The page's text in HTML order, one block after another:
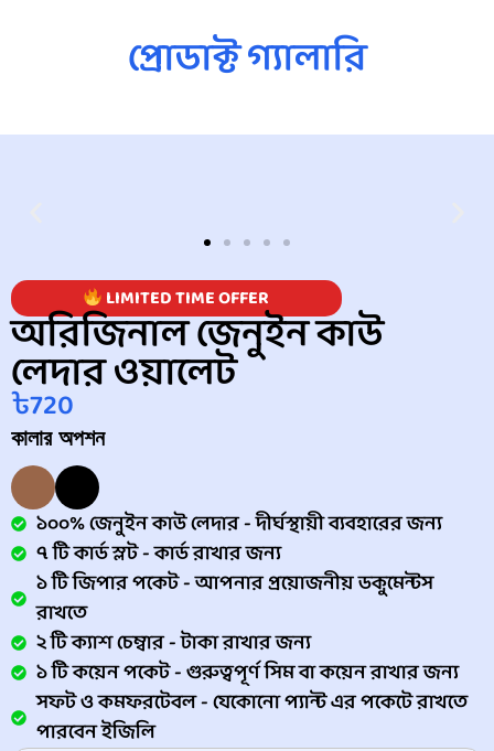
প্রোডাক্ট গ্যালারি
LIMITED TIME OFFER
অরিজিনাল জেনুইন কাউ
লেদার ওয়ালেট
৳720
কালার অপশন
১০০% জেনুইন কাউ লেদার - দীর্ঘস্থায়ী ব্যবহারের জন্য
৭ টি কার্ড স্লট - কার্ড রাখার জন্য
১ টি জিপার পকেট - আপনার প্রয়োজনীয় ডকুমেন্টস
রাখতে
২ টি ক্যাশ চেম্বার - টাকা রাখার জন্য
১ টি কয়েন পকেট - গুরুত্বপূর্ণ সিম বা কয়েন রাখার জন্য
সফট ও কমফরটেবল - যেকোনো প্যান্ট এর পকেটে রাখতে
পারবেন ইজিলি